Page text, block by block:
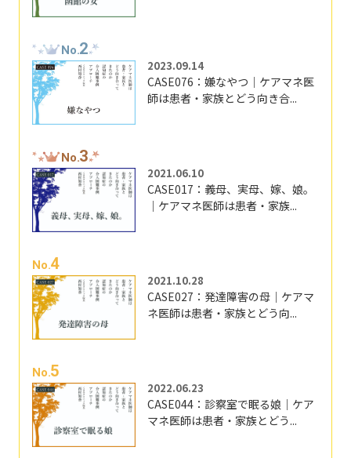
No.2
2023.09.14
CASE076：嫌なやつ｜ケアマネ医
師は患者・家族とどう向き合...
No.3
2021.06.10
CASE017：義母、実母、嫁、娘。
｜ケアマネ医師は患者・家族...
No.4
2021.10.28
CASE027：発達障害の母｜ケアマ
ネ医師は患者・家族とどう向...
No.5
2022.06.23
CASE044：診察室で眠る娘｜ケア
マネ医師は患者・家族とどう...